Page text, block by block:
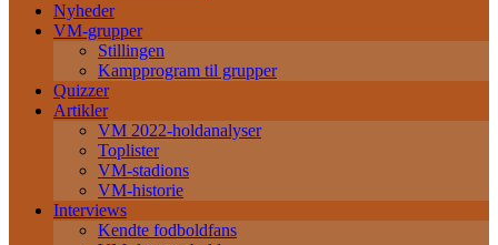
Nyheder
VM-grupper
Stillingen
Kampprogram til grupper
Quizzer
Artikler
VM 2022-holdanalyser
Toplister
VM-stadions
VM-historie
Interviews
Kendte fodboldfans